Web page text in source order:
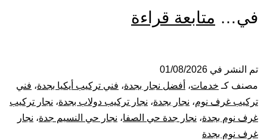
في… متابعة قراءة
|
تم النشر في 01/08/2026
مصنف كـ خدمات، أفضل نجار بجدة، فني تركيب أيكيا بجدة، فني
تركيب غرف نوم، نجار بجدة، نجار تركيب دولاب بجدة، نجار تركيب
غرف نوم بجدة، نجار جدة حي الصفا، نجار حي النسيم جدة، نجار
غرف نوم بجدة